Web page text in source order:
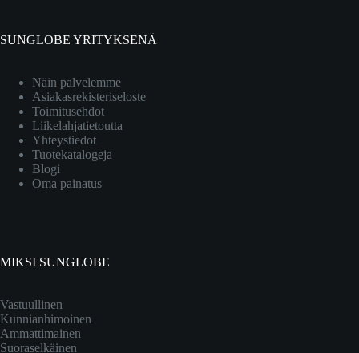
SUNGLOBE YRITYKSENÄ
Näin palvelemme
Asiakasrekisteriseloste
Toimitusehdot
Liikelahjatietoutta
Yhteystiedot
Tuotekatalogeja
Blogi
Oma painatus
MIKSI SUNGLOBE
Vastuullinen
Kunnianhimoinen
Ammattimainen
Suoraselkäinen